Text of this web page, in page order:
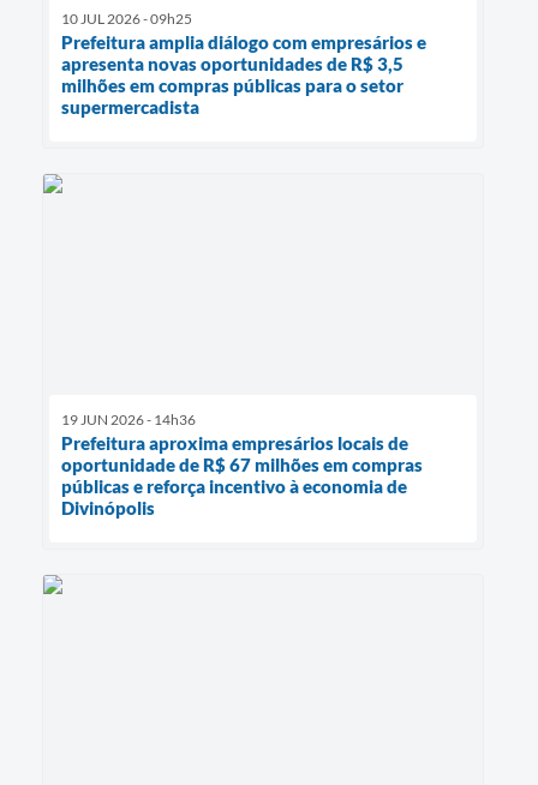
10 JUL 2026 - 09h25
Prefeitura amplia diálogo com empresários e
apresenta novas oportunidades de R$ 3,5
milhões em compras públicas para o setor
supermercadista
19 JUN 2026 - 14h36
Prefeitura aproxima empresários locais de
oportunidade de R$ 67 milhões em compras
públicas e reforça incentivo à economia de
Divinópolis